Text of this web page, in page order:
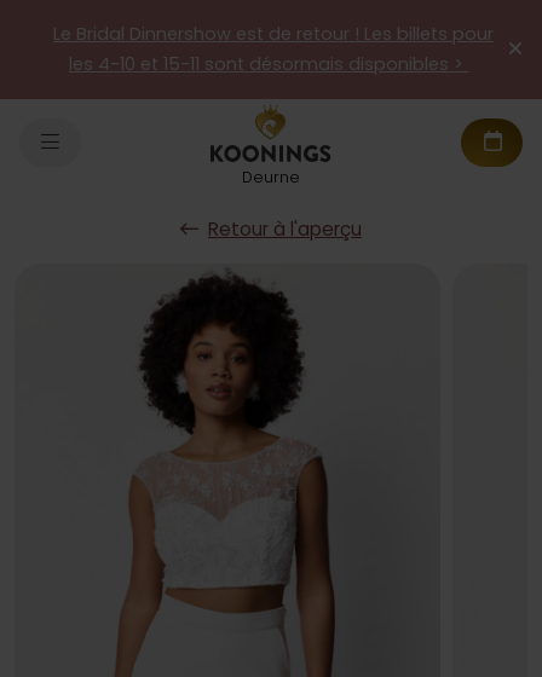
Le Bridal Dinnershow est de retour ! Les billets pour
les 4-10 et 15-11 sont désormais disponibles >
Deurne
Retour à l'aperçu